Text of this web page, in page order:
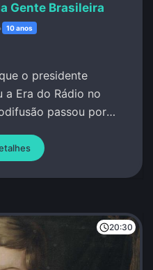
Gente Brasileira
10 anos
o presidente
a Era do Rádio no
passou por
20:30